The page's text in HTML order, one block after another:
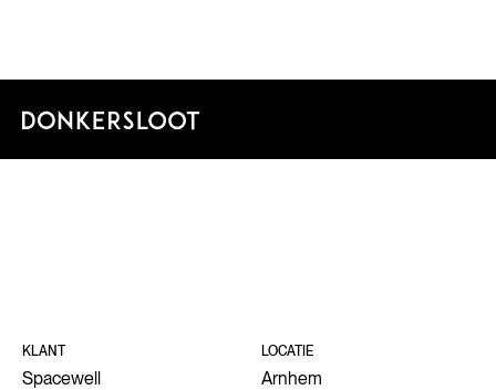
KLANT
Spacewell
LOCATIE
Arnhem